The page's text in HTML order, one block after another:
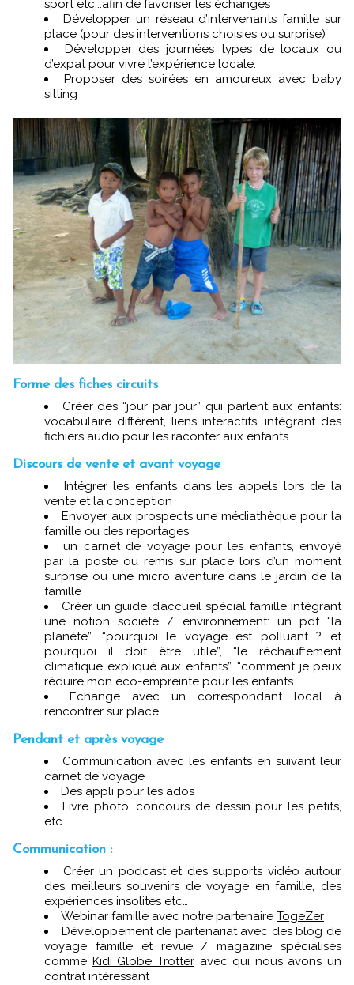
sport etc...afin de favoriser les échanges
Développer un réseau d’intervenants famille sur
place (pour des interventions choisies ou surprise)
Développer des journées types de locaux ou
d’expat pour vivre l’expérience locale.
Proposer des soirées en amoureux avec baby
sitting
Forme des fiches circuits
Créer des “jour par jour” qui parlent aux enfants:
vocabulaire différent, liens interactifs, intégrant des
fichiers audio pour les raconter aux enfants
Discours de vente et avant voyage
Intégrer les enfants dans les appels lors de la
vente et la conception
Envoyer aux prospects une médiathèque pour la
famille ou des reportages
un carnet de voyage pour les enfants, envoyé
par la poste ou remis sur place lors d’un moment
surprise ou une micro aventure dans le jardin de la
famille
Créer un guide d’accueil spécial famille intégrant
une notion société / environnement: un pdf “la
planète”, “pourquoi le voyage est polluant ? et
pourquoi il doit être utile”, “le réchauffement
climatique expliqué aux enfants”, “comment je peux
réduire mon eco-empreinte pour les enfants
Echange avec un correspondant local à
rencontrer sur place
Pendant et après voyage
Communication avec les enfants en suivant leur
carnet de voyage
Des appli pour les ados
Livre photo, concours de dessin pour les petits,
etc..
Communication :
Créer un podcast et des supports vidéo autour
des meilleurs souvenirs de voyage en famille, des
expériences insolites etc…
Webinar famille avec notre partenaire TogeZer
Développement de partenariat avec des blog de
voyage famille et revue / magazine spécialisés
comme Kidi Globe Trotteravec qui nous avons un
contrat intéressant